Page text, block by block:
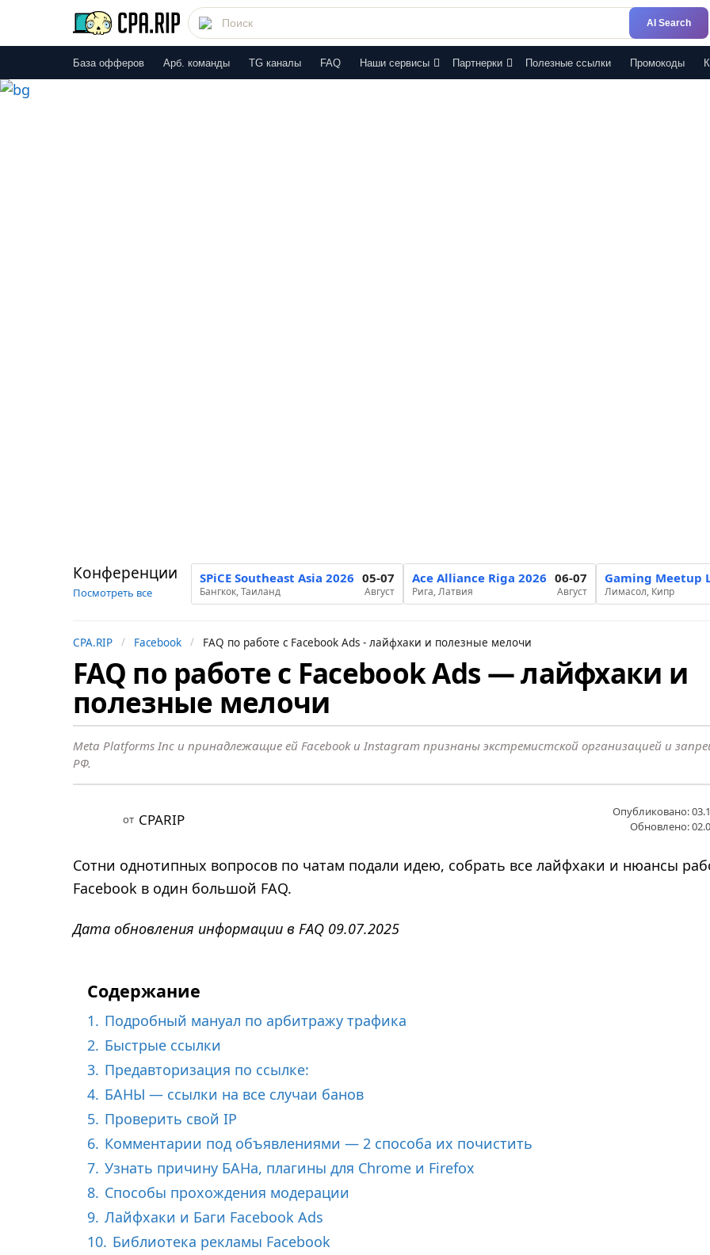
AI Search
База офферов Арб. команды TG каналы FAQ Наши сервисы Партнерки Полезные ссылки Промокоды
Конференции
Посмотреть все
SPiCE Southeast Asia 2026
Бангкок, Таиланд
05-07
Август
Ace Alliance Riga 2026
Рига, Латвия
06-07
Август
Gaming Meetup
Лимасол, Кипр
CPA.RIP Facebook FAQ по работе с Facebook Ads - лайфхаки и полезные мелочи
7
л
е
т
н
1
1
е
FAQ по работе с Facebook Ads — лайфхаки и
полезные мелочи
Meta Platforms Inc и принадлежащие ей Facebook и Instagram признаны экстремистской организацией и
РФ.
от CPARIP
Опубликовано:
Обновлено:
Сотни однотипных вопросов по чатам подали идею, собрать все лайфхаки и нюансы
Facebook в один большой FAQ.
Дата обновления информации в FAQ 09.07.2025
Содержание
1. Подробный мануал по арбитражу трафика
2. Быстрые ссылки
3. Предавторизация по ссылке:
4. БАНЫ — ссылки на все случаи банов
5. Проверить свой IP
6. Комментарии под объявлениями — 2 способа их почистить
7. Узнать причину БАНа, плагины для Chrome и Firefox
8. Способы прохождения модерации
9. Лайфхаки и Баги Facebook Ads
10. Библиотека рекламы Facebook